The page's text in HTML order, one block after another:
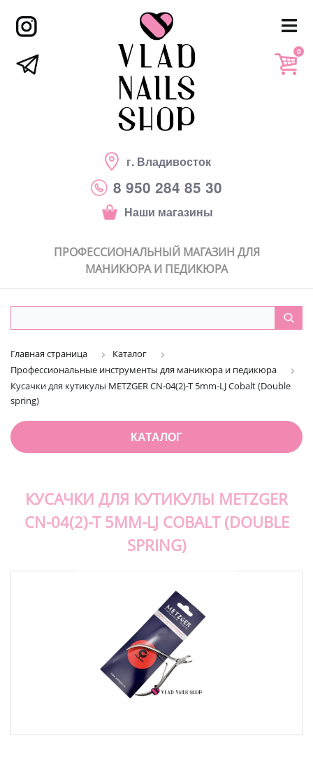
г. Владивосток
8 950 284 85 30
Наши магазины
0
ПРОФЕССИОНАЛЬНЫЙ МАГАЗИН ДЛЯ
МАНИКЮРА И ПЕДИКЮРА
Главная страница
Каталог
Профессиональные инструменты для маникюра и педикюра
Кусачки для кутикулы METZGER CN-04(2)-T 5mm-LJ Cobalt (Double
spring)
КАТАЛОГ
КУСАЧКИ ДЛЯ КУТИКУЛЫ METZGER
CN-04(2)-T 5MM-LJ COBALT (DOUBLE
SPRING)